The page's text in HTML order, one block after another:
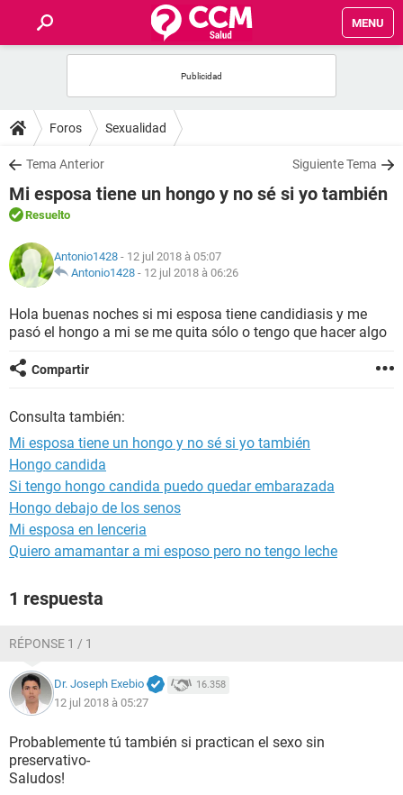
MENU
FORUMS
SALUD
FAMILIA
NUTRICIÓN
SEXUALIDAD
Foros Sexualidad
Tema Anterior Siguiente Tema
Mi esposa tiene un hongo y no sé si yo también
Resuelto
Antonio1428 - 12 jul 2018 à 05:07
Antonio1428 - 12 jul 2018 à 06:26
Hola buenas noches si mi esposa tiene candidiasis y me
pasó el hongo a mi se me quita sólo o tengo que hacer algo
Compartir
Consulta también:
Mi esposa tiene un hongo y no sé si yo también
Hongo candida
Si tengo hongo candida puedo quedar embarazada
Hongo debajo de los senos
Mi esposa en lenceria
Quiero amamantar a mi esposo pero no tengo leche
1 respuesta
RÉPONSE 1 / 1
Dr. Joseph Exebio 16.358
12 jul 2018 à 05:27
Probablemente tú también si practican el sexo sin
preservativo-
Saludos!